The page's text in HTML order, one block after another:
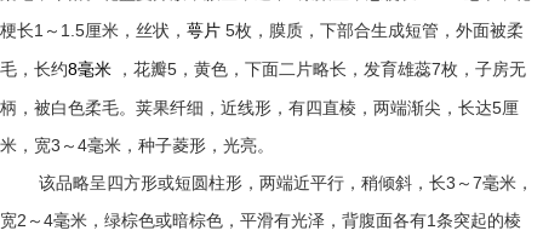
梗长1 ～ 1.5厘米，丝状， 萼片 5枚，膜质，下部合生成短管，外面被柔
毛，长约8毫米 ，花瓣5 ，黄色，下面二片略长，发育雄蕊7枚，子房无
柄，被白色柔毛。荚果纤细，近线形，有四直棱，两端渐尖，长达5厘
米，宽3 ～4毫米，种子菱形，光亮。
该品略呈四方形或短圆柱形，两端近平行，稍倾斜，长3 ～7毫米，
宽2 ～4毫米，绿棕色或暗棕色，平滑有光泽，背腹面各有1条突起的棱